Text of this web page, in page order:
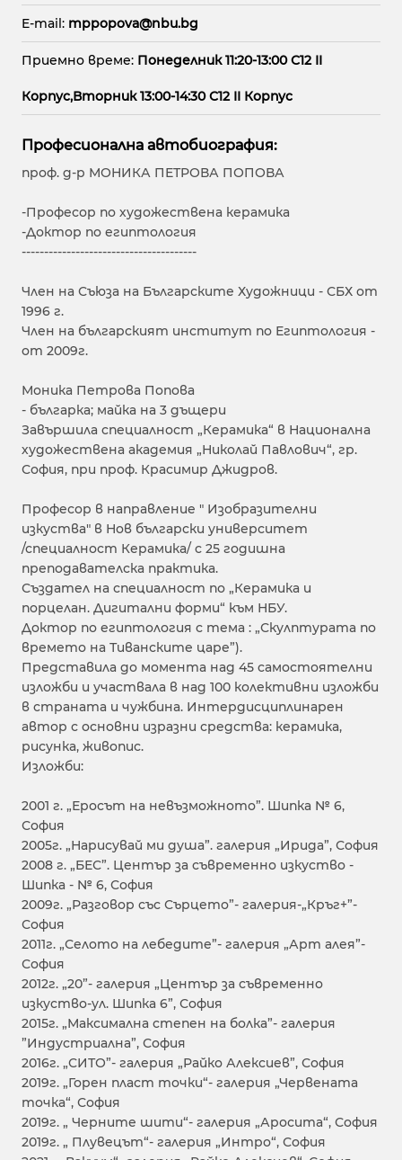
E-mail: mppopova@nbu.bg
Приемно време: Понеделник 11:20-13:00 С12 II
Корпус,Вторник 13:00-14:30 С12 II Корпус
Професионална автобиография:
проф. д-р МОНИКА ПЕТРОВА ПОПОВА
-Професор по художествена керамика
-Доктор по египтология
---------------------------------------
Член на Съюза на Българските Художници - СБХ от
1996 г.
Член на българският институт по Египтология -
от 2009г.
Моника Петрова Попова
- българка; майка на 3 дъщери
Завършила специалност „Керамика“ в Национална
художествена академия „Николай Павлович“, гр.
София, при проф. Красимир Джидров.
Професор в направление " Изобразителни
изкуства" в Нов български университет
/специалност Керамика/ с 25 годишна
преподавателска практика.
Създател на специалност по „Керамика и
порцелан. Дигитални форми“ към НБУ.
Доктор по египтология с тема : „Скулптурата по
времето на Тиванските царе”).
Представила до момента над 45 самостоятелни
изложби и участвала в над 100 колективни изложби
в страната и чужбина. Интердисциплинарен
автор с основни изразни средства: керамика,
рисунка, живопис.
Изложби:
2001 г. „Еросът на невъзможното”. Шипка № 6,
София
2005г. „Нарисувай ми душа”. галерия „Ирида”, София
2008 г. „БЕС”. Център за съвременно изкуство -
Шипка - № 6, София
2009г. „Разговор със Сърцето”- галерия-„Кръг+”-
София
2011г. „Селото на лебедите”- галерия „Арт алея”-
София
2012г. „20”- галерия „Център за съвременно
изкуство-ул. Шипка 6”, София
2015г. „Максимална степен на болка”- галерия
”Индустриална”, София
2016г. „СИТО”- галерия „Райко Алексиев”, София
2019г. „Горен пласт точки“- галерия „Червената
точка“, София
2019г. „ Черните шити“- галерия „Аросита“, София
2019г. „ Плувецът“- галерия „Интро“, София